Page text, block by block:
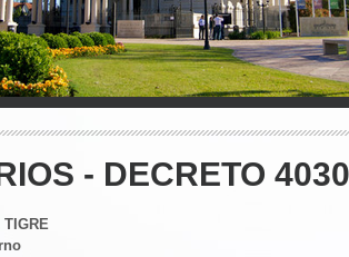
- DECRETO
TIGRE